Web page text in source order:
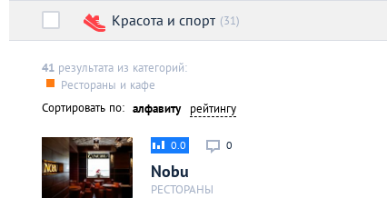
Лондон
Лос-Анджелес
Париж
Красота и спорт (31)
41 результата из категорий:
Рестораны и кафе
Сортировать по: алфавиту рейтингу
0
0.0
Nobu
РЕСТОРАНЫ